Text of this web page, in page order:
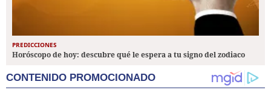
PREDICCIONES
Horóscopo de hoy: descubre qué le espera a tu signo del zodiaco
CONTENIDO PROMOCIONADO